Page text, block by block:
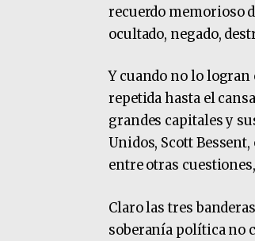
recuerdo memorioso
ocultado, negado,
Y cuando no lo
repetida hasta el
grandes capitales y
Unidos, Scott
entre otras
Claro las tres
soberanía política no